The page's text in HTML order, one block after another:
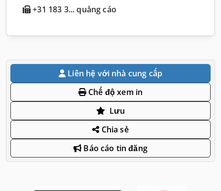
+31 183 3... quảng cáo
Liên hệ với nhà cung cấp
Chế độ xem in
Lưu
Chia sẻ
Báo cáo tin đăng